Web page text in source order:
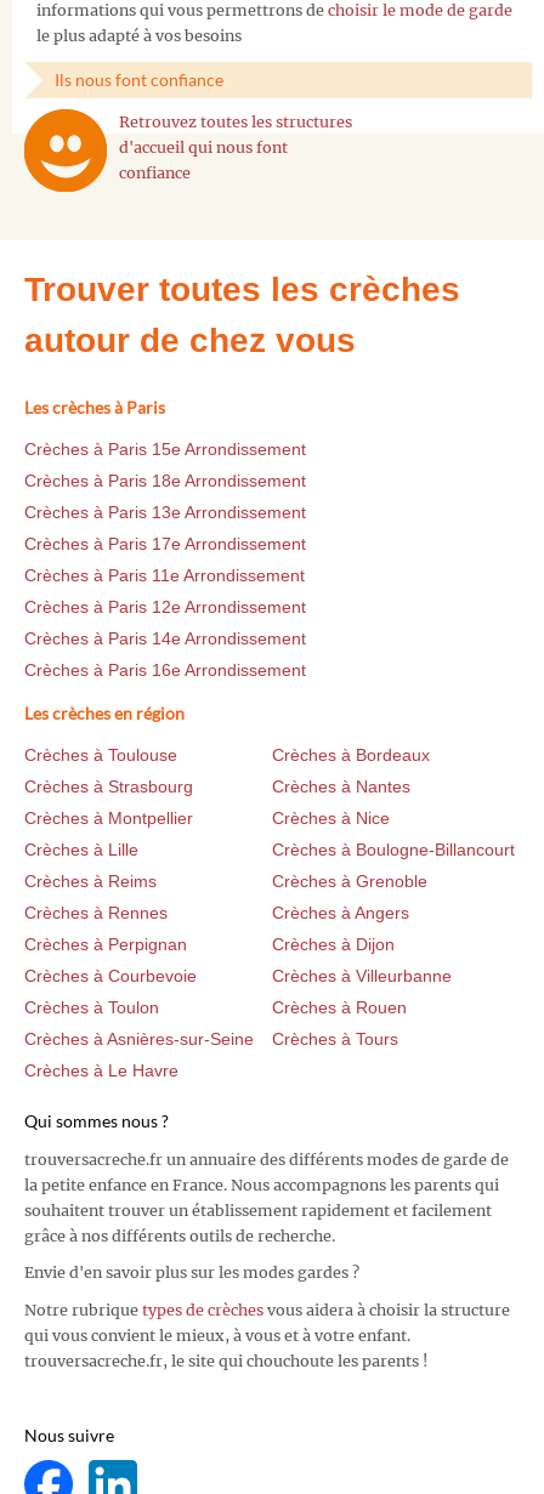
informations qui vous permettrons de choisir le mode de garde
le plus adapté à vos besoins
Ils nous font confiance
Retrouvez toutes les structures
d'accueil qui nous font
confiance
Trouver toutes les crèches
autour de chez vous
Les crèches à Paris
Crèches à Paris 15e Arrondissement
Crèches à Paris 18e Arrondissement
Crèches à Paris 13e Arrondissement
Crèches à Paris 17e Arrondissement
Crèches à Paris 11e Arrondissement
Crèches à Paris 12e Arrondissement
Crèches à Paris 14e Arrondissement
Crèches à Paris 16e Arrondissement
Les crèches en région
Crèches à Toulouse
Crèches à Bordeaux
Crèches à Strasbourg
Crèches à Nantes
Crèches à Montpellier
Crèches à Nice
Crèches à Lille
Crèches à Boulogne-Billancourt
Crèches à Reims
Crèches à Grenoble
Crèches à Rennes
Crèches à Angers
Crèches à Perpignan
Crèches à Dijon
Crèches à Courbevoie
Crèches à Villeurbanne
Crèches à Toulon
Crèches à Rouen
Crèches à Asnières-sur-Seine
Crèches à Tours
Crèches à Le Havre
Qui sommes nous ?
trouversacreche.fr un annuaire des différents modes de garde de
la petite enfance en France. Nous accompagnons les parents qui
souhaitent trouver un établissement rapidement et facilement
grâce à nos différents outils de recherche.
Envie d'en savoir plus sur les modes gardes ?
Notre rubrique types de crèches vous aidera à choisir la structure
qui vous convient le mieux, à vous et à votre enfant.
trouversacreche.fr, le site qui chouchoute les parents !
Nous suivre